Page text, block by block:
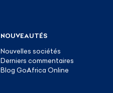
NOUVEAUTÉS
Nouvelles sociétés
Derniers commentaires
Blog GoAfrica Online